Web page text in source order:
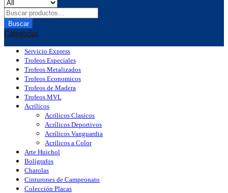
Buscar
Categorías
Servicio Express
Trofeos Especiales
Trofeos Metalizados
Trofeos Economicos
Trofeos de Madera
Trofeos MVL
Acrílicos
Acrílicos Clasicos
Acrílicos Deportivos
Acrílicos Vanguardia
Acrílicos a Color
Arte Huichol
Bolígrafos
Charolas
Cinturones de Campeonato
Colección Placas